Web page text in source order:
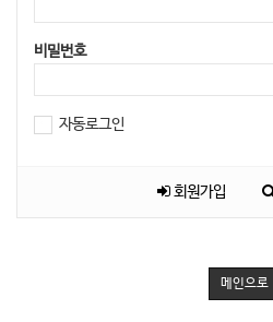
비밀번호
자동로그인
회원가입
메인으로